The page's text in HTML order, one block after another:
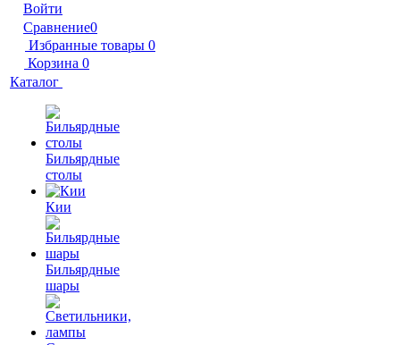
Войти
Сравнение0
Избранные товары 0
Корзина 0
Каталог
Бильярдные
столы
Кии
Бильярдные
шары